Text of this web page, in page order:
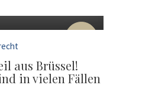
22
aus Brüssel!
in vielen Fällen